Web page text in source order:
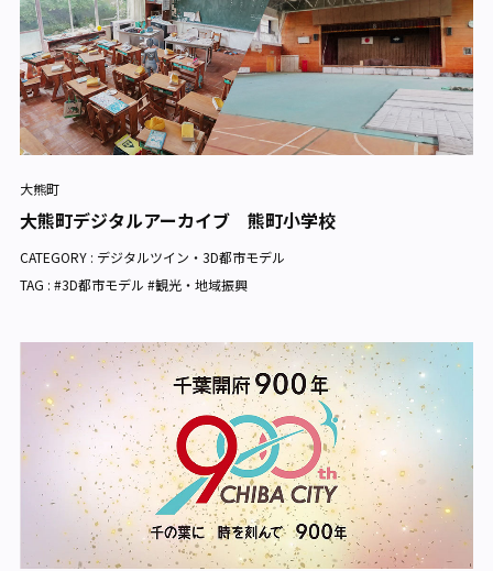
大熊町
大熊町デジタルアーカイブ 熊町小学校
CATEGORY : デジタルツイン・3D都市モデル
TAG : #3D都市モデル #観光・地域振興